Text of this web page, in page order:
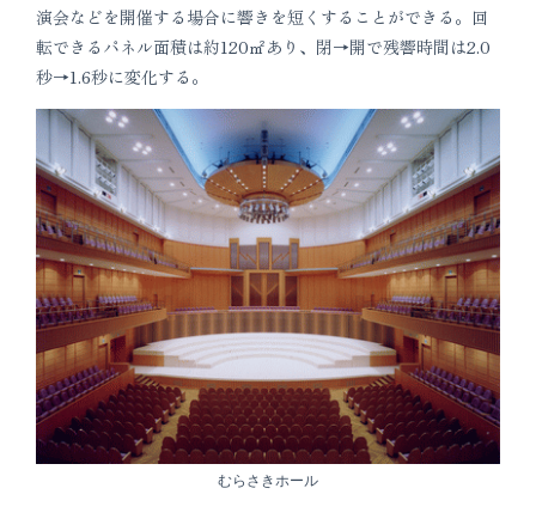
演会などを開催する場合に響きを短くすることができる。回
転できるパネル面積は約120㎡あり、閉→開で残響時間は2.0
秒→1.6秒に変化する。
むらさきホール